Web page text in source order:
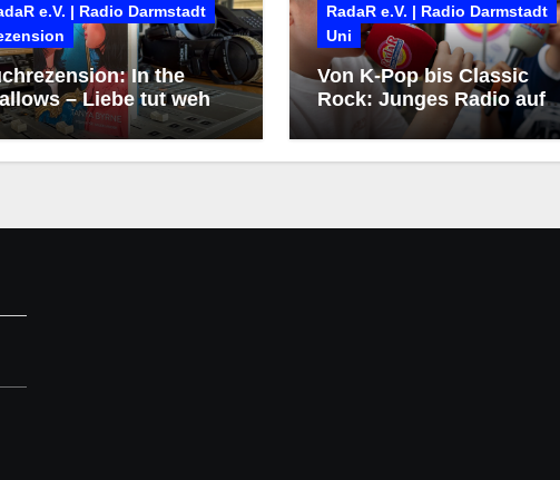
e.V. | Radio Darmstadt
In the
– Liebe tut weh
RadaR e.V. | Radio Darmstadt
Uni
Von K-Pop bis Classic
Rock: Junges Radio auf
dem Heinerfest